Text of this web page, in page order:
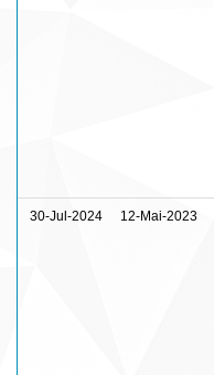
30-Jul-2024 12-Mai-2023